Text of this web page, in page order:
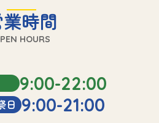
時間
HOURS
9:00-22:00
日 9:00-21:00